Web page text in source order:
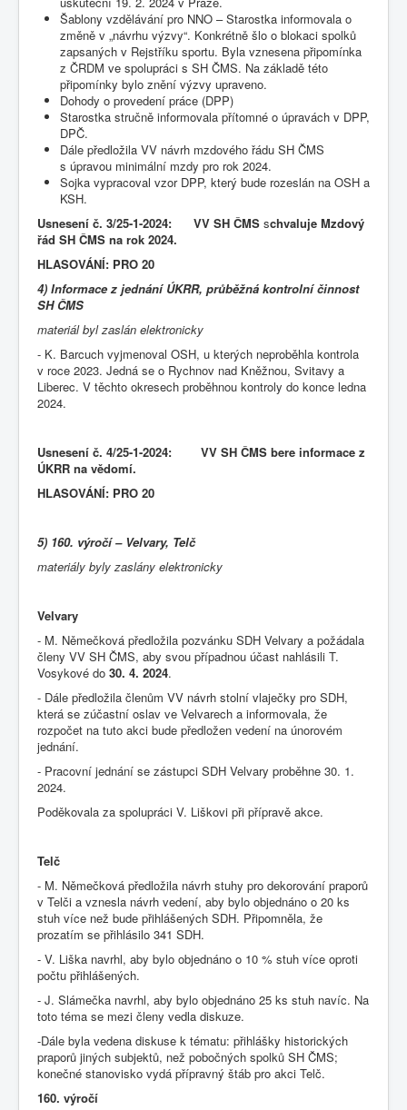
Šablony vzdělávání pro NNO – Starostka informovala o
změně v „návrhu výzvy“. Konkrétně šlo o blokaci spolků
zapsaných v Rejstříku sportu. Byla vznesena připomínka
z ČRDM ve spolupráci s SH ČMS. Na základě této
připomínky bylo znění výzvy upraveno.
Dohody o provedení práce (DPP)
Starostka stručně informovala přítomné o úpravách v DPP,
DPČ.
Dále předložila VV návrh mzdového řádu SH ČMS
s úpravou minimální mzdy pro rok 2024.
Sojka vypracoval vzor DPP, který bude rozeslán na OSH a
KSH.
Usnesení č. 3/25-1-2024: VV SH ČMS schvaluje Mzdový
řád SH ČMS na rok 2024.
HLASOVÁNÍ: PRO 20
4) Informace z jednání ÚKRR, průběžná kontrolní činnost
SH ČMS
materiál byl zaslán elektronicky
- K. Barcuch vyjmenoval OSH, u kterých neproběhla kontrola
v roce 2023. Jedná se o Rychnov nad Kněžnou, Svitavy a
Liberec. V těchto okresech proběhnou kontroly do konce ledna
2024.
Usnesení č. 4/25-1-2024: VV SH ČMS bere informace z
ÚKRR na vědomí.
HLASOVÁNÍ: PRO 20
5) 160. výročí – Velvary, Telč
materiály byly zaslány elektronicky
Velvary
- M. Němečková předložila pozvánku SDH Velvary a požádala
členy VV SH ČMS, aby svou případnou účast nahlásili T.
Vosykové do 30. 4. 2024.
- Dále předložila členům VV návrh stolní vlaječky pro SDH,
která se zúčastní oslav ve Velvarech a informovala, že
rozpočet na tuto akci bude předložen vedení na únorovém
jednání.
- Pracovní jednání se zástupci SDH Velvary proběhne 30. 1.
2024.
Poděkovala za spolupráci V. Liškovi při přípravě akce.
Telč
- M. Němečková předložila návrh stuhy pro dekorování praporů
v Telči a vznesla návrh vedení, aby bylo objednáno o 20 ks
stuh více než bude přihlášených SDH. Připomněla, že
prozatím se přihlásilo 341 SDH.
- V. Liška navrhl, aby bylo objednáno o 10 % stuh více oproti
počtu přihlášených.
- J. Slámečka navrhl, aby bylo objednáno 25 ks stuh navíc. Na
toto téma se mezi členy vedla diskuze.
-Dále byla vedena diskuse k tématu: přihlášky historických
praporů jiných subjektů, než pobočných spolků SH ČMS;
konečné stanovisko vydá přípravný štáb pro akci Telč.
160. výročí